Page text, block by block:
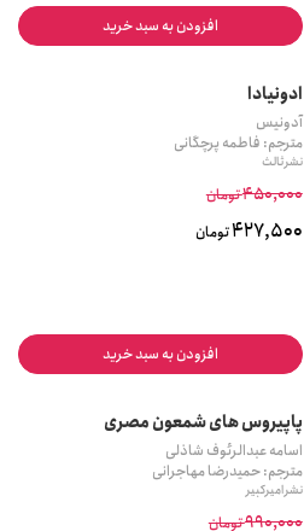
افزودن به سبد خرید
ادونیادا
آدونیس
مترجم: فاطمه پرچگانی
نشر ثالث
450,000تومان
427,500تومان
افزودن به سبد خرید
پاپیروس های شمعون مصری
اسامه عبدالرئوف شاذلی
مترجم: حمیدرضا مهاجرانی
نشر امیرکبیر
990,000تومان